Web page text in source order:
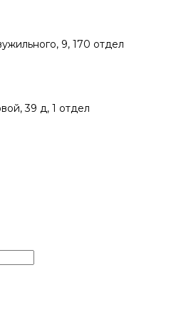
9, 170 отдел
39 д, 1 отдел